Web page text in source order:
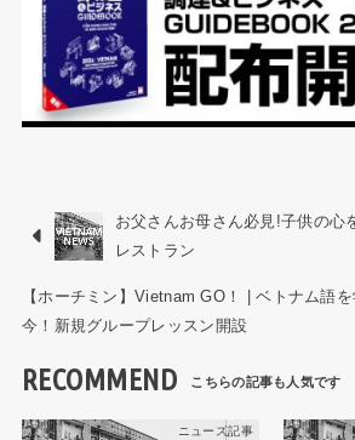
お父さんお母さん必見!子供の心
レストラン
【ホーチミン】Vietnam GO！ | ベトナム語
今！新規グループレッスン開設
RECOMMEND
ニュース記事